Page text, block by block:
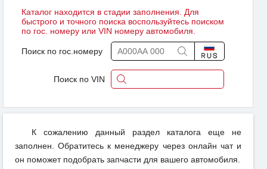
Каталог находится в стадии заполнения. Для
быстрого и точного поиска воспользуйтесь поиском
по гос. номеру или VIN номеру автомобиля.
Поиск по гос.номеру
Поиск по VIN
К сожалению данный раздел каталога еще не
заполнен. Обратитесь к менеджеру через онлайн чат и
он поможет подобрать запчасти для вашего автомобиля.